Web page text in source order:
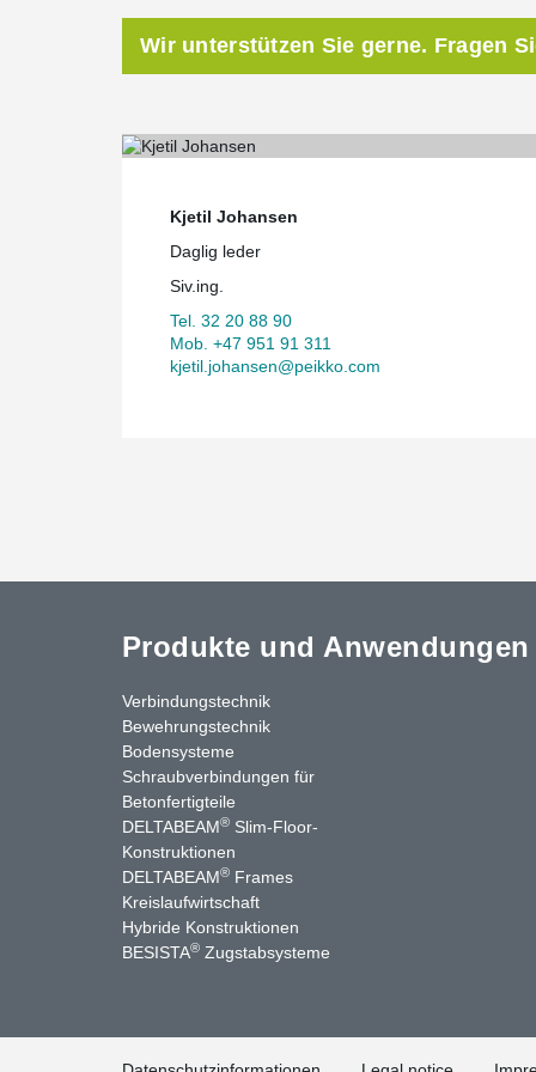
Wir unterstützen Sie gerne. Fragen
Kjetil Johansen
Daglig leder
Siv.ing.
Tel. 32 20 88 90
Mob. +47 951 91 311
kjetil.johansen@peikko.com
Produkte und Anwendungen
Verbindungstechnik
Bewehrungstechnik
Bodensysteme
Schraubverbindungen für
Betonfertigteile
DELTABEAM® Slim-Floor-
Konstruktionen
DELTABEAM® Frames
Kreislaufwirtschaft
Hybride Konstruktionen
BESISTA® Zugstabsysteme
YouTubeKontakt